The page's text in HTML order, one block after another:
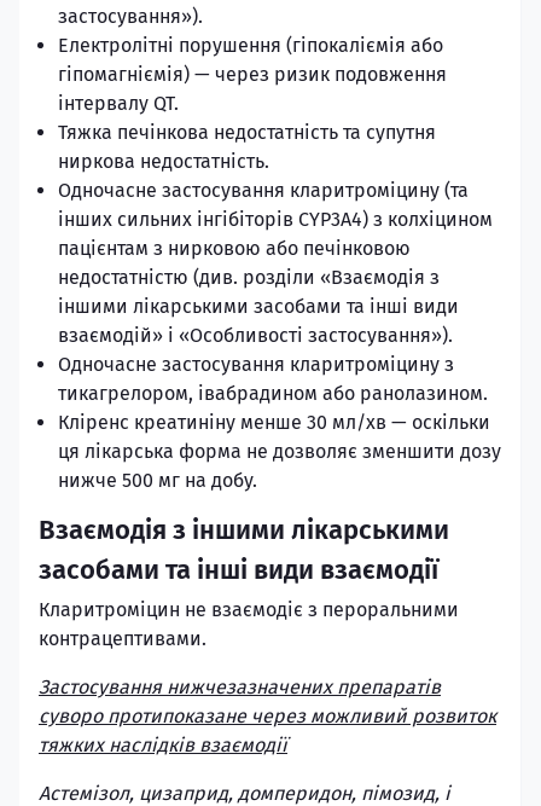
застосування»).
Електролітні порушення (гіпокаліємія або
гіпомагніємія) — через ризик подовження
інтервалу QT.
Тяжка печінкова недостатність та супутня
ниркова недостатність.
Одночасне застосування кларитроміцину (та
інших сильних інгібіторів CYP3A4) з колхіцином
пацієнтам з нирковою або печінковою
недостатністю (див. розділи «Взаємодія з
іншими лікарськими засобами та інші види
взаємодій» і «Особливості застосування»).
Одночасне застосування кларитроміцину з
тикагрелором, івабрадином або ранолазином.
Кліренс креатиніну менше 30 мл/хв — оскільки
ця лікарська форма не дозволяє зменшити дозу
нижче 500 мг на добу.
Взаємодія з іншими лікарськими
засобами та інші види взаємодії
Кларитроміцин не взаємодіє з пероральними
контрацептивами.
Застосування нижчезазначених препаратів
суворо протипоказане через можливий розвиток
тяжких наслідків взаємодії
Астемізол, цизаприд, домперидон, пімозид, і